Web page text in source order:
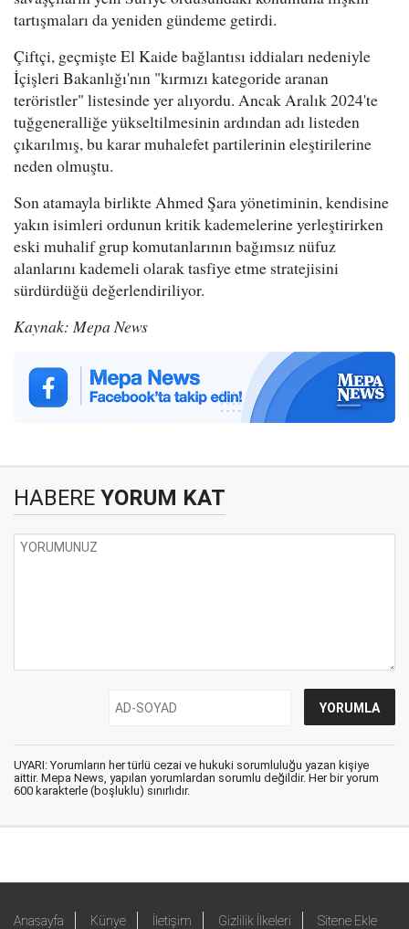
tartışmaları da yeniden gündeme getirdi.
Çiftçi, geçmişte El Kaide bağlantısı iddiaları nedeniyle
İçişleri Bakanlığı'nın "kırmızı kategoride aranan
teröristler" listesinde yer alıyordu. Ancak Aralık 2024'te
tuğgeneralliğe yükseltilmesinin ardından adı listeden
çıkarılmış, bu karar muhalefet partilerinin eleştirilerine
neden olmuştu.
Son atamayla birlikte Ahmed Şara yönetiminin, kendisine
yakın isimleri ordunun kritik kademelerine yerleştirirken
eski muhalif grup komutanlarının bağımsız nüfuz
alanlarını kademeli olarak tasfiye etme stratejisini
sürdürdüğü değerlendiriliyor.
Kaynak: Mepa News
HABERE YORUM KAT
UYARI: Yorumların her türlü cezai ve hukuki sorumluluğu yazan kişiye
aittir. Mepa News, yapılan yorumlardan sorumlu değildir. Her bir yorum
600 karakterle (boşluklu) sınırlıdır.
Anasayfa Künye İletişim Gizlilik İlkeleri Sitene Ekle